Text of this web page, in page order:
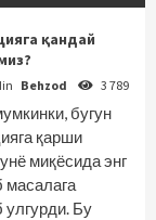
қандай
Behzod 3 789
бугун
қарши
миқёсида энг
масалага
улгурди. Бу